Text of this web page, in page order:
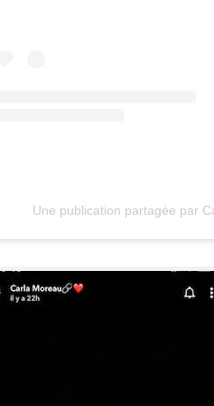
Une publication partagée par